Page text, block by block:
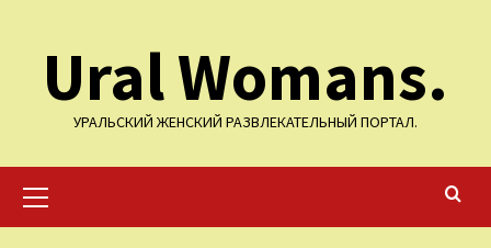
содержимому
Ural Womans.
УРАЛЬСКИЙ ЖЕНСКИЙ РАЗВЛЕКАТЕЛЬНЫЙ ПОРТАЛ.
меню